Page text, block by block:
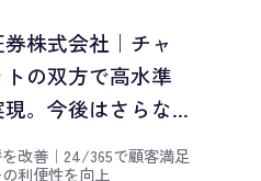
券株式会社｜チャ
の双方で高水準
。今後はさらな...
改善｜ 24/365で顧客満足
利便性を向上